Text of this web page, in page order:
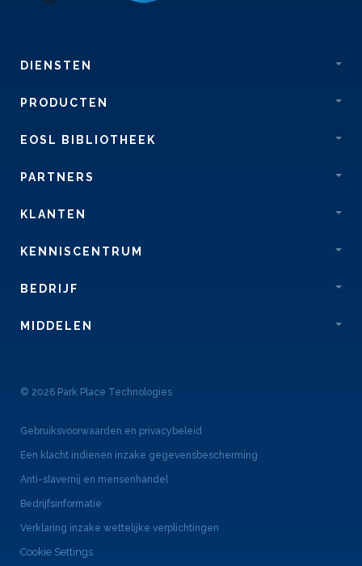
DIENSTEN
PRODUCTEN
EOSL BIBLIOTHEEK
PARTNERS
KLANTEN
KENNISCENTRUM
BEDRIJF
MIDDELEN
© 2026 Park Place Technologies
Gebruiksvoorwaarden en privacybeleid
Een klacht indienen inzake gegevensbescherming
Anti-slavernij en mensenhandel
Bedrijfsinformatie
Verklaring inzake wettelijke verplichtingen
Cookie Settings